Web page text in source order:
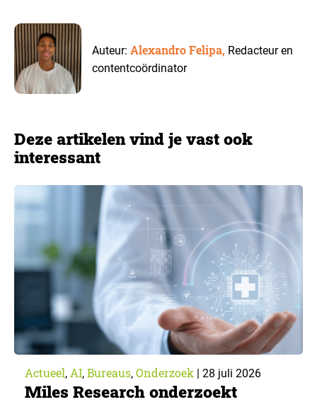
Auteur:Alexandro Felipa, Redacteur en
contentcoördinator
Deze artikelen vind je vast ook
interessant
Actueel, AI, Bureaus, Onderzoek | 28 juli 2026
Miles Research onderzoekt